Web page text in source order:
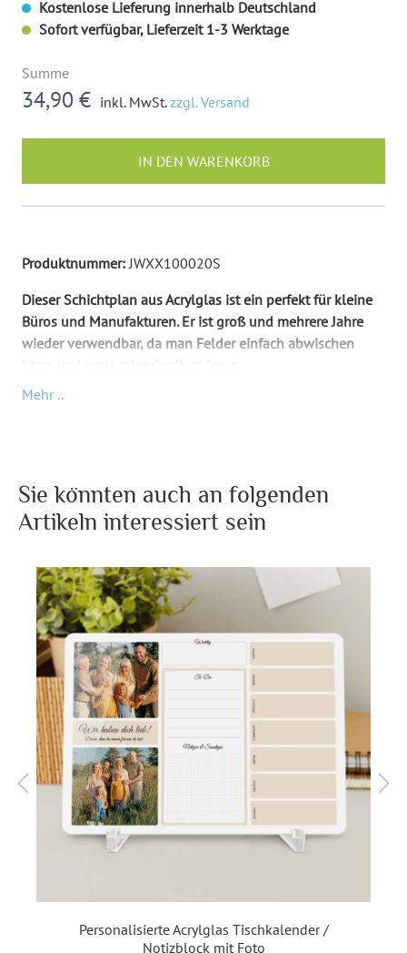
Kostenlose Lieferung innerhalb Deutschland
Sofort verfügbar, Lieferzeit 1-3 Werktage
Summe
34,90 € inkl. MwSt.zzgl. Versand
IN DEN WARENKORB
Produktnummer: JWXX100020S
Dieser Schichtplan aus Acrylglas ist ein perfekt für kleine
Büros und Manufakturen. Er ist groß und mehrere Jahre
wieder verwendbar, da man Felder einfach abwischen
Unser Plan wird aus
der Rückseite, daher sindkeine störenden Elemente beim
Schreiben zu befürchten
. Dadurch wird vermieden, dass
Teile des Drucks versehentlich weggekratzt oder
Es ist für mehrere Jahre in Folge nutzbar. Einfach die
Woche dazuschreiben und Kollegen mit den Uhrzeiten
eintragen. Es ist für 7 Tage (Mo. - So.) angelegt. Es ist für
bis zu 7 Mitarbeiter. Durch verschiedene Farbe kann man
Farbcodes nutzen (z.B. Bestimmte Mitarbeiter kriegen eine
bestimmte Farbe oder bestimmte Schicht Uhrzeit in
bestimmter Farbe).
Unser Kursplan ist nicht nur funktional, sondern auch ein
stilvolles Accessoire. Er ist perfekt für die Wandmontage
geeignet und passt sich jeder Einrichtung an. Im
Lieferumfang sind 4 Abstandhalter (12 mm Durchmesser
und insgesamt 22 mm Länge), 4 Schrauben und 4 Dübel
eng anliegend und wird daher leider oft übersehen. Sie
Mehr ..
Sie könnten auch an folgenden
Artikeln interessiert sein
Personalisierte Acrylglas Tischkalender /
Notizblock mit Foto